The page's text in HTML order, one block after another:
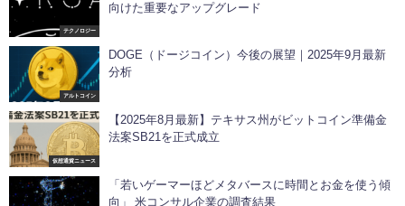
テクノロジー
向けた重要なアップグレード
アルトコイン
DOGE（ドージコイン）今後の展望｜2025年9月最新
分析
仮想通貨ニュース
【2025年8月最新】テキサス州がビットコイン準備金
法案SB21を正式成立
「若いゲーマーほどメタバースに時間とお金を使う傾
向」 米コンサル企業の調査結果